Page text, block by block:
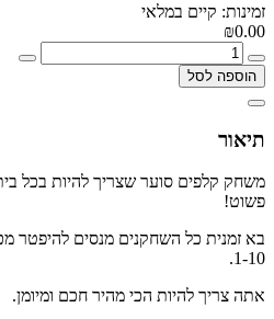
זמינות: קיים במלאי
₪0.00
הוספה לסל
תיאור
משחק קלפים סוער שצריך להיות בכל
פשוט!
בא זמנית כל השחקנים מנסים להיפטר
1-10.
אתה צריך להיות הכי מהיר חכם ומיומן.